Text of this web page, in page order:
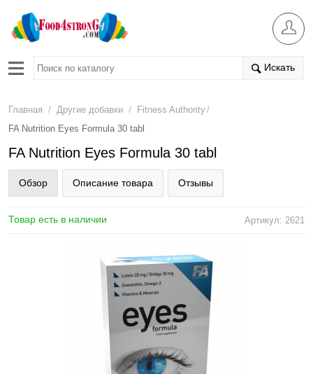
Искать
Главная / Другие добавки / Fitness Authority/
FA Nutrition Eyes Formula 30 tabl
FA Nutrition Eyes Formula 30 tabl
Обзор Описание товара Отзывы
Товар есть в наличии Артикул: 2621